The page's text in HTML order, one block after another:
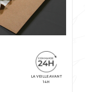
LA VEILLE AVANT
14H